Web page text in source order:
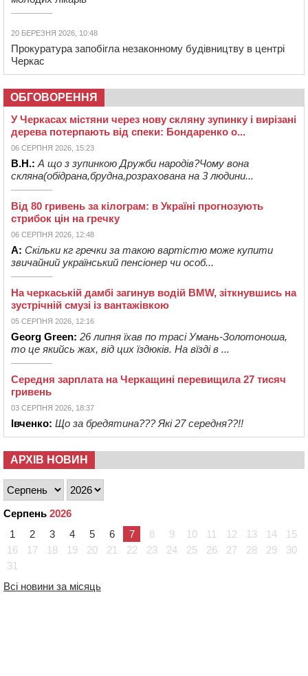
20 БЕРЕЗНЯ 2026, 10:48
Прокуратура запобігла незаконному будівництву в центрі
Черкас
ОБГОВОРЕННЯ
У Черкасах містяни через нову скляну зупинку і вирізані
дерева потерпають від спеки: Бондаренко о...
06 СЕРПНЯ 2026, 15:23
В.Н.: А що з зупинкою Дружби народів?Чому вона
скляна(обідрана,брудна,розрахована на 3 людини...
Від 80 гривень за кілограм: в Україні прогнозують
стрибок цін на гречку
06 СЕРПНЯ 2026, 12:48
А: Скільки кг гречки за такою вартістю може купити
звичайний український пенсіонер чи особ...
На черкаській дамбі загинув водій BMW, зіткнувшись на
зустрічній смузі із вантажівкою
05 СЕРПНЯ 2026, 12:16
Georg Green: 26 липня їхав по трасі Умань-Золотоноша,
то це якийсь жах, від цих їздюків. На вїзді в ...
Середня зарплата на Черкащині перевищила 27 тисяч
гривень
03 СЕРПНЯ 2026, 18:37
Івченко: Що за бредятина??? Які 27 середня??!!
АРХІВ НОВИН
Серпень 2026
1
2 3 4 5 6 7 8 9 10 11 12 13 14
15
16
17 18 19 20 21 22 23 24 25 26 27 28 29
30
31
Всі новини за місяць